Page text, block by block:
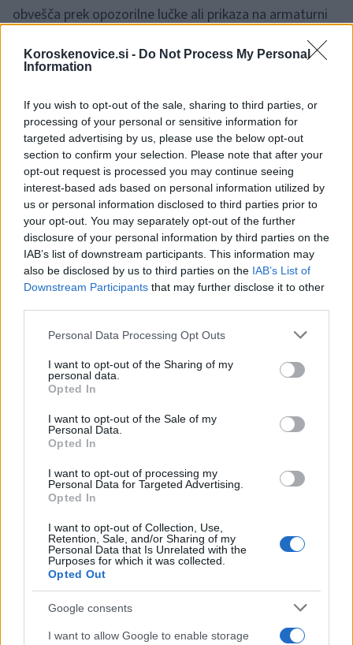
Koroskenovice.si - Do Not Process My Personal
Information
If you wish to opt-out of the sale, sharing to third parties, or
processing of your personal or sensitive information for
targeted advertising by us, please use the below opt-out
section to confirm your selection. Please note that after your
opt-out request is processed you may continue seeing
interest-based ads based on personal information utilized by
us or personal information disclosed to third parties prior to
your opt-out. You may separately opt-out of the further
disclosure of your personal information by third parties on the
IAB’s list of downstream participants. This information may
also be disclosed by us to third parties on the IAB’s List of
Downstream Participants that may further disclose it to other
Please note that this website/app uses one or more Google
not limited to your visit or usage behaviour. You may click to
grant or deny consent to Google and its third-party tags to
use your data for below specified purposes in below Google
consent section.
Personal Data Processing Opt Outs
I want to opt-out of the Sharing of my
personal data.
Opted In
I want to opt-out of the Sale of my
Personal Data.
Opted In
I want to opt-out of processing my
Personal Data for Targeted Advertising.
Opted In
I want to opt-out of Collection, Use,
Retention, Sale, and/or Sharing of my
Personal Data that Is Unrelated with the
Purposes for which it was collected.
Opted Out
Google consents
I want to allow Google to enable storage
obvešča prek opozorilne lučke ali prikaza na armaturni
plošči. Baterije v senzorjih običajno zdržijo od 5 do 10
let, odvisno od pogostosti uporabe in pogojev vožnje.
Pri posrednih TPMS sistemih senzorji ne merijo tlaka
neposredno, temvečanalizirajo hitrost vrtenja koles
prek sistema ABS. Čeprav so ti sistemi cenejši, so
manj natančni in zahtevajo ponastavitev po menjavi ali
rotaciji pnevmatik.
Vzdrževanje TPMS senzorskih ventilov
Da bi TPMS senzorski ventili delovali zanesljivo, je
potrebno redno vzdrževanje:
Redno preverjanje tlaka
priporočljivo ročno preverjati tlak v pnevmatikah
vsaj enkrat mesečno z zanesljivim merilnikom